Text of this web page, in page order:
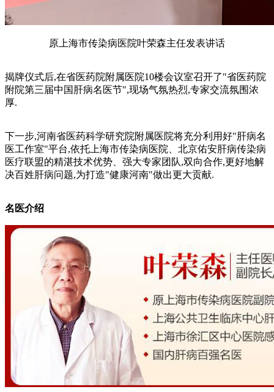
原上海市传染病医院叶荣森主任发表讲话
揭牌仪式后,在省医药院附属医院10楼会议室召开了"省医药院
附院第三届中国肝病名医节",现场气氛热烈,专家交流氛围浓
厚.
下一步,河南省医药科学研究院附属医院将充分利用好"肝病名
医工作室"平台,依托上海市传染病医院、北京佑安肝病传染病
医疗联盟的精湛技术优势、强大专家团队,双向合作,更好地解
决百姓肝病问题,为打造"健康河南"做出更大贡献.
名医介绍